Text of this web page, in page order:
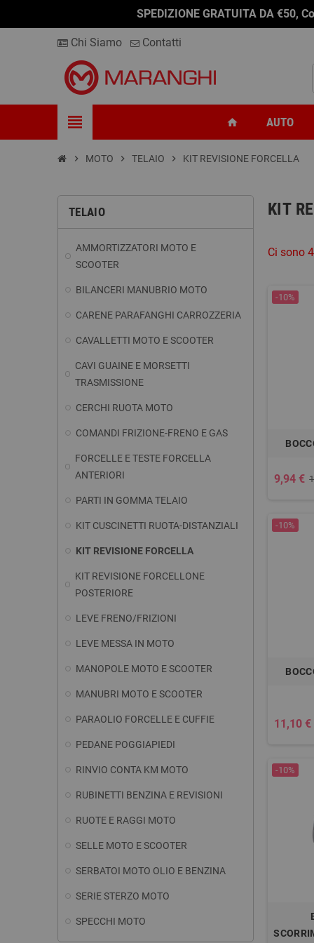
SPEDIZIONE GRATUITA DA €50,
Chi Siamo Contatti
view_headline home AUTO
chevron_right MOTO chevron_right TELAIO chevron_right KIT REVISIONE FORCELLA
TELAIO
AMMORTIZZATORI MOTO E
SCOOTER
BILANCERI MANUBRIO MOTO
CARENE PARAFANGHI CARROZZERIA
CAVALLETTI MOTO E SCOOTER
CAVI GUAINE E MORSETTI
TRASMISSIONE
CERCHI RUOTA MOTO
COMANDI FRIZIONE-FRENO E GAS
FORCELLE E TESTE FORCELLA
ANTERIORI
PARTI IN GOMMA TELAIO
KIT CUSCINETTI RUOTA-DISTANZIALI
KIT REVISIONE FORCELLA
KIT REVISIONE FORCELLONE
POSTERIORE
LEVE FRENO/FRIZIONI
LEVE MESSA IN MOTO
MANOPOLE MOTO E SCOOTER
MANUBRI MOTO E SCOOTER
PARAOLIO FORCELLE E CUFFIE
PEDANE POGGIAPIEDI
RINVIO CONTA KM MOTO
RUBINETTI BENZINA E REVISIONI
RUOTE E RAGGI MOTO
SELLE MOTO E SCOOTER
SERBATOI MOTO OLIO E BENZINA
SERIE STERZO MOTO
SPECCHI MOTO
KIT
Ci sono
-10%
9,94 €
-10%
11,10 €
-10%